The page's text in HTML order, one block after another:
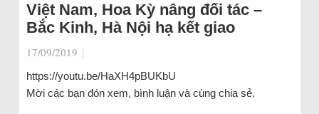
Việt Nam, Hoa Kỳ nâng đối tác –
Bắc Kinh, Hà Nội hạ kết giao
17/09/2019 |
https://youtu.be/HaXH4pBUKbU
Mời các bạn đón xem, bình luận và cùng chia sẻ.